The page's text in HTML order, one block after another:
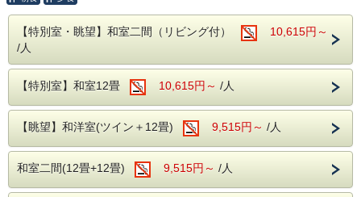
ファミリーの皆様で賑やかに団らんを
お楽しみいただけます。
お布団を並べてもなお余裕のある空間は、
グループ旅行に最適！
「日本人なら和室！」といった方には
ピッタリのお部屋です。
ホテル湯の陣は・・・
＜滾々と湧き出る湯檜曽温泉を堪能♪＞
大自然に囲まれ情緒にあふれた湯檜曽温泉。
滾々と湧き出る源泉は心身を柔らかく包みます。
保温・保湿効果に優れており、
疲労回復や関節痛、冷え性に効能が望めます。
冬のスノーシーズンはゆったり過ごしたい
また、「湯檜曽温泉」は弱アルカリ性単純泉、
無色透明無臭でお肌が敏感な方でも
長時間浸かることが出来る
優しい泉質が特徴的です。
様々な食材を利用した約50種類のバイキング。
サラダや揚げ物、アイスクリームやデザートまで・・・
子供も大人も、おじいちゃんおばあちゃんまで。
みなさまが楽しめるお食事を多数ご用意しております。
【特別室・眺望】和室二間（リビング付）
10,615円～
/人
【特別室】和室12畳 10,615円～ /人
【眺望】和洋室(ツイン＋12畳) 9,515円～ /人
和室二間(12畳+12畳) 9,515円～ /人